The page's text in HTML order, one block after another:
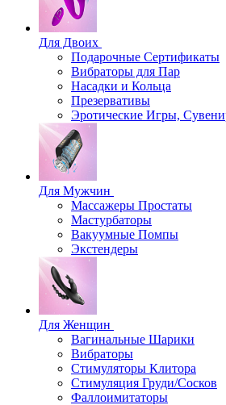
Для Двоих
Подарочные Сертификаты
Вибраторы для Пар
Насадки и Кольца
Презервативы
Эротические Игры,
Для Мужчин
Массажеры Простаты
Мастурбаторы
Вакуумные Помпы
Экстендеры
Для Женщин
Вагинальные Шарики
Вибраторы
Стимуляторы Клитора
Стимуляция Груди/Сосков
Фаллоимитаторы